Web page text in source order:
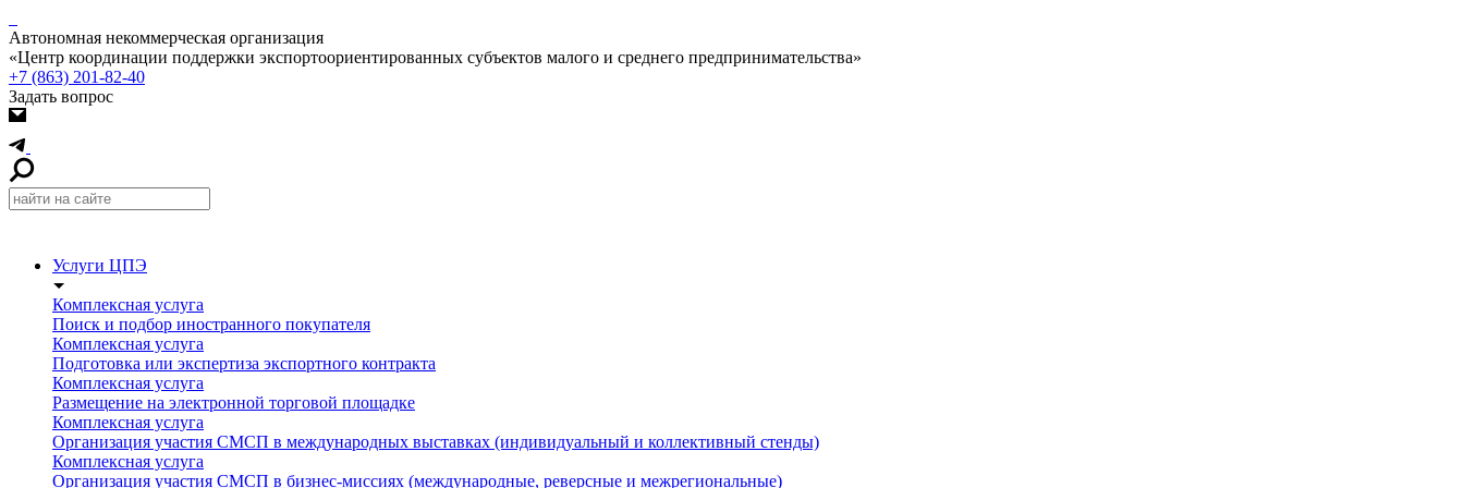
Автономная некоммерческая организация
«Центр координации поддержки экспортоориентированных субъектов малого и среднего предпринимательства»
+7 (863) 201-82-40
Задать вопрос
Услуги ЦПЭ
Комплексная услуга
Поиск и подбор иностранного покупателя
Комплексная услуга
Подготовка или экспертиза экспортного контракта
Комплексная услуга
Размещение на электронной торговой площадке
Комплексная услуга
Организация участия СМСП в международных выставках (индивидуальный и коллективный стенды)
Комплексная услуга
Организация участия СМСП в бизнес-миссиях (международные, реверсные и межрегиональные)